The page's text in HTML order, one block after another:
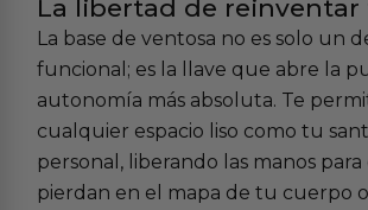
La libertad de reinventar
La base de ventosa no es solo un
funcional; es la llave que abre la
autonomía más absoluta. Te
cualquier espacio liso como tu
personal, liberando las manos para
pierdan en el mapa de tu cuerpo